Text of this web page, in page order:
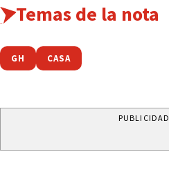
Temas de la nota
GH CASA
PUBLICIDAD